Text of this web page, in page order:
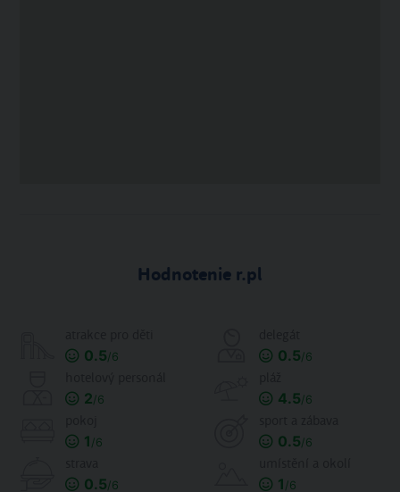
Hodnotenie r.pl
0.5/6 0.5/6
2/6 4.5/6
1 /6 0.5/6
0.5/6 1 /6